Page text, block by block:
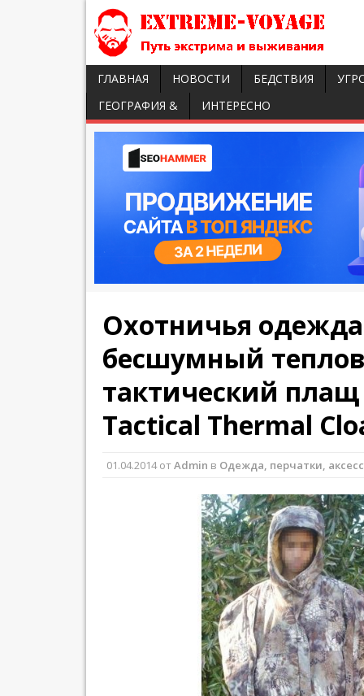
ГЛАВНАЯ НОВОСТИ БЕДСТВИЯ
ГЕОГРАФИЯ &
ИНТЕРЕСНО
Охотничья
бесшумный
тактический плащ
Tactical Thermal
01.04.2014от Admin в Одежда, перчатки,